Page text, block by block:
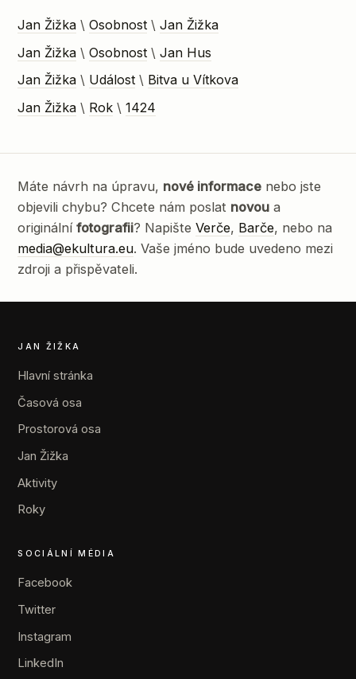
Jan Žižka \Osobnost \Jan Žižka
Jan Žižka \Osobnost \Jan Hus
Jan Žižka \ Událost \ Bitva u Vítkova
Jan Žižka \ Rok \1424
Máte návrh na úpravu, nové informace nebo jste
objevili chybu? Chcete nám poslat novou a
originálnífotografii? NapišteVerče, Barče, nebo na
media@ekultura.eu. Vaše jméno bude uvedeno mezi
zdroji a přispěvateli.
JAN ŽIŽKA
Hlavní stránka
Časová osa
Prostorová osa
Jan Žižka
Aktivity
Roky
SOCIÁLNÍ MÉDIA
Facebook
Twitter
Instagram
LinkedIn